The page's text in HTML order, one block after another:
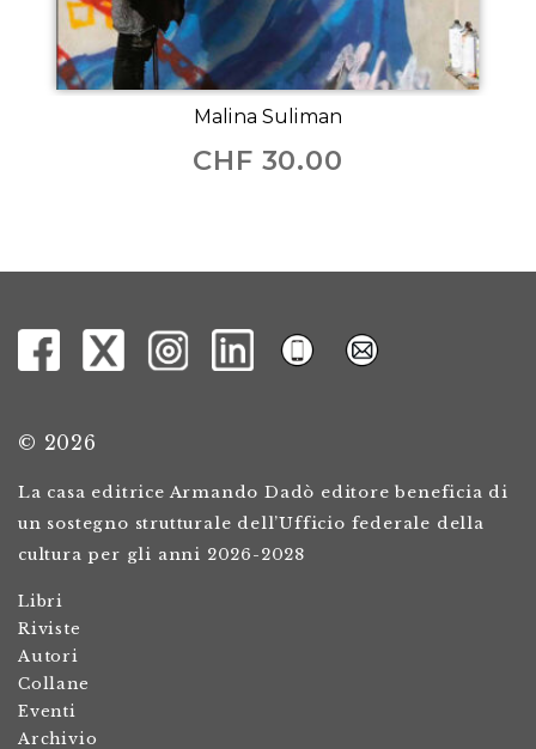
Malina Suliman
CHF 30.00
© 2026
La casa editrice Armando Dadò editore beneficia di
un sostegno strutturale dell’Ufficio federale della
cultura per gli anni 2026-2028
Libri
Riviste
Autori
Collane
Eventi
Archivio